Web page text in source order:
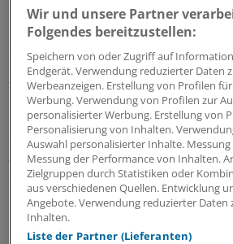
"Transplanteure sollten die
Spenders kennen und im Zweifelsfall
Spendern mit irgendwelchen
ablehnen", empfehlen die
Konkret: Patienten mit Lungenkrebs
der Anamnese sollten von der
ausgeschlossen werden. Die
Spendernieren mit einem
Nierenzellkarzinom, das komplett
könne jedoch in Erwägung gezogen
Wir und unsere Partner
Folgendes bereitzustellen:
Speichern von oder Zugriff auf
Endgerät. Verwendung reduzierter Daten
Werbeanzeigen. Erstellung von Profilen
Werbung. Verwendung von Profilen zur
personalisierter Werbung. Erstellung von
Personalisierung von Inhalten.
Auswahl personalisierter Inhalte.
Messung der Performance von Inhalten.
Zielgruppen durch Statistiken oder
aus verschiedenen Quellen. Entwicklung
Angebote. Verwendung reduzierter Daten
Inhalten.
Liste der Partner (Lieferanten)